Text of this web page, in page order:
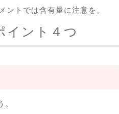
トでは含有量に注意を。
イント４つ